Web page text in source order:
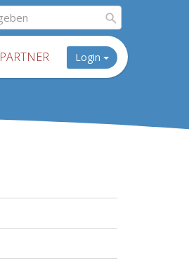
PARTNER Login